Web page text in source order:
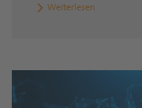
Weiterlesen